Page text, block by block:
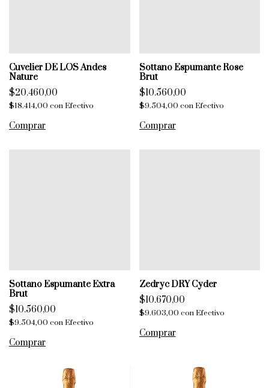
Cuvelier DE LOS Andes
Nature
$20.460,00
$18.414,00 conEfectivo
Sottano Espumante Rose
Brut
$10.560,00
$9.504,00 con Efectivo
Sottano Espumante Extra
Brut
$10.560,00
$9.504,00 conEfectivo
Zedryc DRY Cyder
$10.670,00
$9.603,00 con Efectivo